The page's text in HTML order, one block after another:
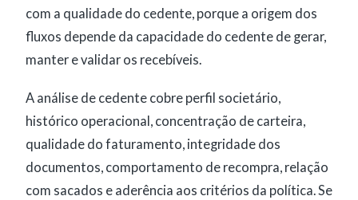
com a qualidade do cedente, porque a origem dos
fluxos depende da capacidade do cedente de gerar,
manter e validar os recebíveis.
A análise de cedente cobre perfil societário,
histórico operacional, concentração de carteira,
qualidade do faturamento, integridade dos
documentos, comportamento de recompra, relação
com sacados e aderência aos critérios da política. Se